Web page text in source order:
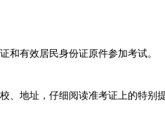
有效居民身份证原件参加考试。
地址，仔细阅读准考证上的特别提